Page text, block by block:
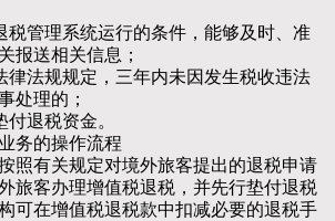
管理系统运行的条件，能够及时、准
报送相关信息；
法规规定，三年内未因发生税收违法
处理的；
退税资金。
的操作流程
有关规定对境外旅客提出的退税申请
旅客办理增值税退税，并先行垫付退税
可在增值税退税款中扣减必要的退税手